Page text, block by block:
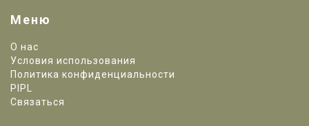
Меню
О нас
Условия использования
Политика конфиденциальности
PIPL
Связаться